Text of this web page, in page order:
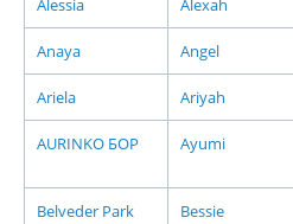
Alessia Alexah
Anaya Angel
Ariela Ariyah
AURINKO БОР Ayumi
Belveder Park Bessie